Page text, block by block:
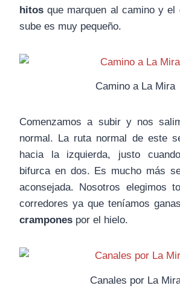
hitos que marquen al camino y el
sube es muy pequeño.
Camino a La Mira
Comenzamos a subir y nos
normal. La ruta normal de este
hacia la izquierda, justo
bifurca en dos. Es mucho más
aconsejada. Nosotros elegimos
corredores ya que teníamos
crampones por el hielo.
Canales por La